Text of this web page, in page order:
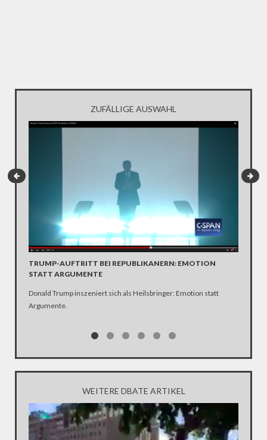
ZUFÄLLIGE AUSWAHL
TRUMP-AUFTRITT BEI REPUBLIKANERN: EMOTION
STATT ARGUMENTE
Donald Trump inszeniert sich als Heilsbringer: Emotion statt
Argumente.
WEITERE DBATE ARTIKEL